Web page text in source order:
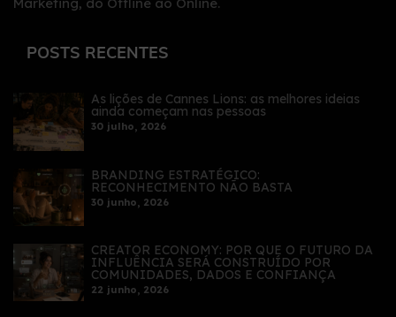
POSTS RECENTES
As lições de Cannes Lions: as melhores ideias
ainda começam nas pessoas
30 julho, 2026
BRANDING ESTRATÉGICO:
RECONHECIMENTO NÃO BASTA
30 junho, 2026
CREATOR ECONOMY: POR QUE O FUTURO DA
INFLUÊNCIA SERÁ CONSTRUÍDO POR
COMUNIDADES, DADOS E CONFIANÇA
22 junho, 2026